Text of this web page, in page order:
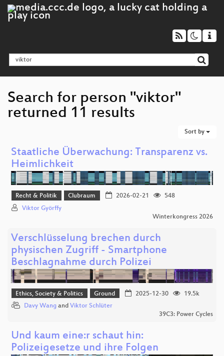
Search for person "viktor"
returned 11 results
Sort by
Staatliche Überwachung: Transparenz vs.
Heimlichkeit
Recht & Politik Clubraum 2026-02-21
548
Viktor Györffy
Winterkongress 2026
Verschlüsselung brechen durch
physischen Zugriff - Smartphone
Beschlagnahme durch Polizei
Ethics, Society & Politics Ground 2025-12-30
19.5k
Davy Wang and Viktor Schlüter
39C3: Power Cycles
Und kaum eine:r schaut hin:
Polizeigesetze und ihre Folgen